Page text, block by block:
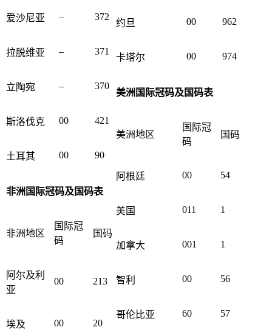
爱沙尼亚 – 372
拉脱维亚 – 371
立陶宛 – 370
斯洛伐克 00 421
土耳其 00 90
非洲国际冠码及国码表
非洲地区
国际冠
码
国码
阿尔及利
亚
00 213
埃及 00 20
约旦 00 962
卡塔尔 00 974
美洲国际冠码及国码表
美洲地区
国际冠
码
国码
阿根廷 00 54
美国 011 1
加拿大 001 1
智利 00 56
哥伦比亚 60 57